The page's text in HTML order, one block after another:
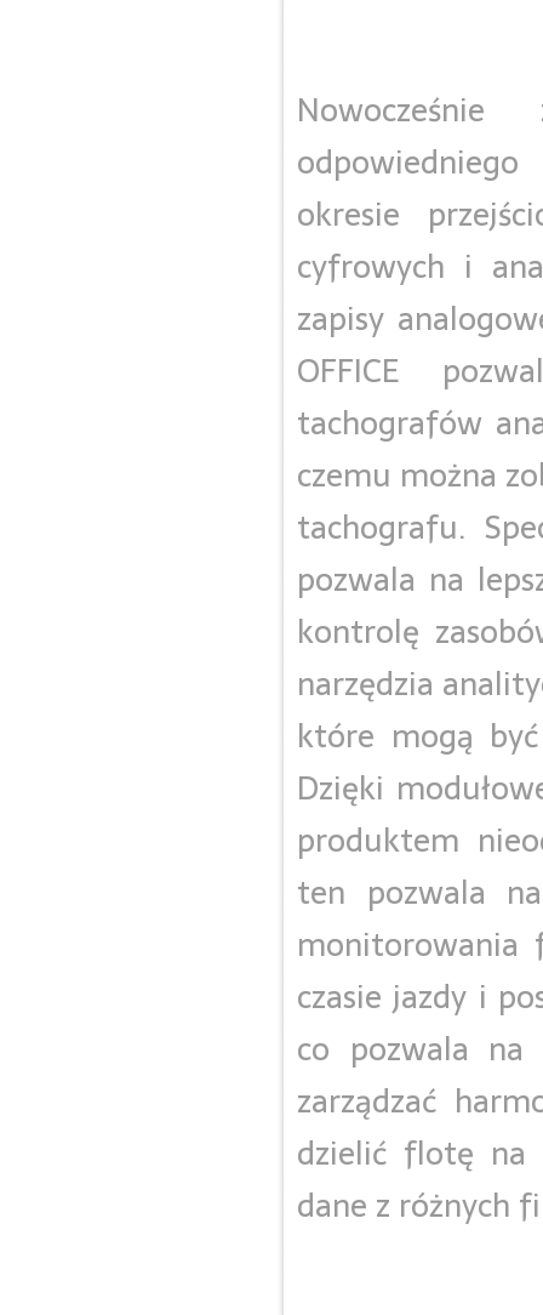
okresie
cyfrowych i
zapisy
OFFICE
tachografów
czemu można
tachografu.
pozwala na
kontrolę
narzędzia
które mogą
Dzięki
produktem
ten pozwala
monitorowania
czasie jazdy i
co pozwala na
zarządzać
dzielić flotę na
dane z różnych